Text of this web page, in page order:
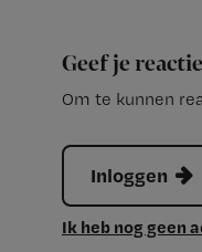
Geef je reactie
Om te kunnen
Inloggen
Ik heb nog geen